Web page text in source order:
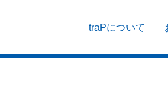
traPについて